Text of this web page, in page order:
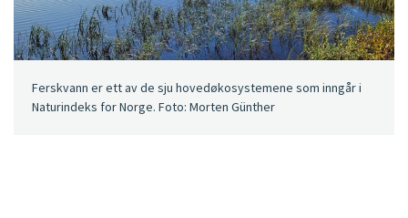
Ferskvann er ett av de sju hovedøkosystemene som inngår i
Naturindeks for Norge. Foto: Morten Günther